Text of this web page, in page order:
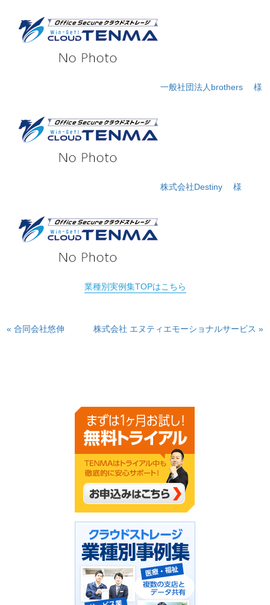
一般社団法人brothers 様
株式会社Destiny 様
業種別実例集TOPはこちら
« 合同会社悠伸 株式会社 エヌティエモーショナルサービス »